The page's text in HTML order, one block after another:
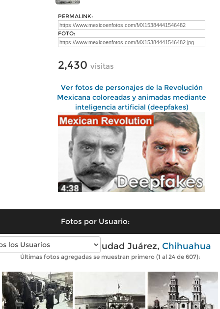
PERMALINK:
FOTO:
2,430 visitas
Ver fotos de personajes de la Revolución
Mexicana coloreadas y animadas mediante
inteligencia artificial (deepfakes)
Fotos por Usuario:
Fotos antiguas de Ciudad Juárez, Chihuahua
Últimas fotos agregadas se muestran primero (1 al 24 de 607):